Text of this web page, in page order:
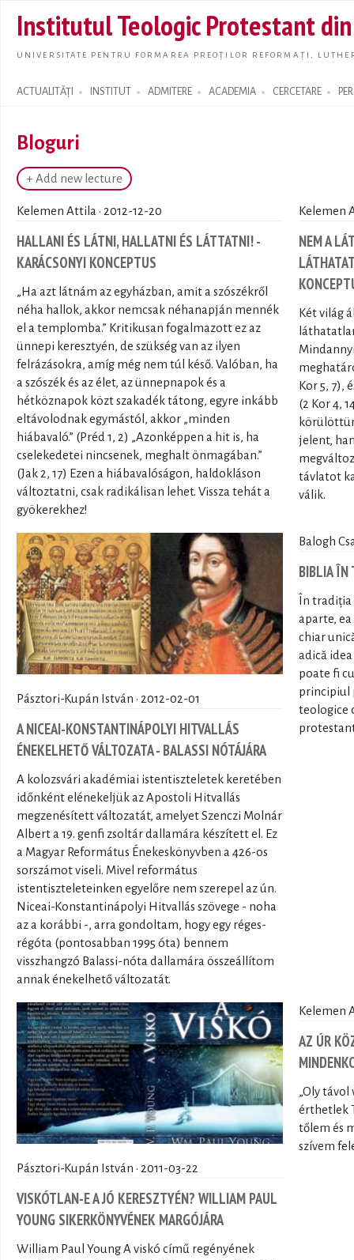
main
Institutul Teologic Protestant
UNIVERSITATE PENTRU FORMAREA PREOȚILOR REFORMAȚI,
ACTUALITĂȚI INSTITUT ADMITERE ACADEMIA CERCETARE
Search form
Bloguri
+ Add new lecture
Kelemen Attila · 2012-12-20
HALLANI ÉS LÁTNI, HALLATNI ÉS LÁTTATNI! -
KARÁCSONYI KONCEPTUS
„Ha azt látnám az egyházban, amit a szószékről
néha hallok, akkor nemcsak néhanapján mennék
el a templomba.” Kritikusan fogalmazott ez az
ünnepi keresztyén, de szükség van az ilyen
felrázásokra, amíg még nem túl késő. Valóban, ha
a szószék és az élet, az ünnepnapok és a
hétköznapok közt szakadék tátong, egyre inkább
eltávolodnak egymástól, akkor „minden
hiábavaló.” (Préd 1, 2) „Azonképpen a hit is, ha
cselekedetei nincsenek, meghalt önmagában.”
(Jak 2, 17) Ezen a hiábavalóságon, haldokláson
változtatni, csak radikálisan lehet. Vissza tehát a
gyökerekhez!
Kelemen
NEM A
Két világ
Kor 5, 7),
(2 Kor 4,
jelent,
távlatot
válik.
Pásztori-Kupán István · 2012-02-01
A NICEAI-KONSTANTINÁPOLYI HITVALLÁS
ÉNEKELHETŐ VÁLTOZATA - BALASSI NÓTÁJÁRA
A kolozsvári akadémiai istentiszteletek keretében
időnként elénekeljük az Apostoli Hitvallás
megzenésített változatát, amelyet Szenczi Molnár
Albert a 19. genfi zsoltár dallamára készített el. Ez
a Magyar Református Énekeskönyvben a 426-os
sorszámot viseli. Mivel református
istentiszteleteinken egyelőre nem szerepel az ún.
Niceai-Konstantinápolyi Hitvallás szövege - noha
az a korábbi -, arra gondoltam, hogy egy réges-
régóta (pontosabban 1995 óta) bennem
visszhangzó Balassi-nóta dallamára összeállítom
annak énekelhető változatát.
Balogh
BIBLIA ÎN
În
aparte,
chiar
adică
poate fi
principiul
teologice
Pásztori-Kupán István · 2011-03-22
VISKÓTLAN-E A JÓ KERESZTYÉN? WILLIAM PAUL
YOUNG SIKERKÖNYVÉNEK MARGÓJÁRA
William Paul Young A viskó című regényének
Kelemen
AZ ÚR
„Oly távol
érthetlek
tőlem és
szívem